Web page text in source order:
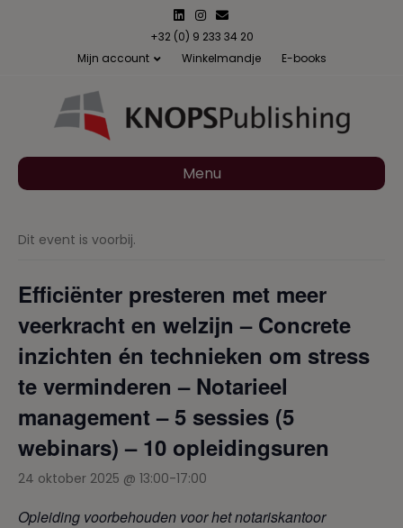
n
n
s
a
m
m
a
l
+32 (0) 9 233 34 20
Mijn account
Winkelmandje E-books
Menu
Dit event is voorbij.
Efficiënter presteren met meer
veerkracht en welzijn – Concrete
inzichten én technieken om stress
te verminderen – Notarieel
management – 5 sessies (5
webinars) – 10 opleidingsuren
24 oktober 2025 @ 13:00-17:00
Opleiding voorbehouden voorhetnotariskantoor